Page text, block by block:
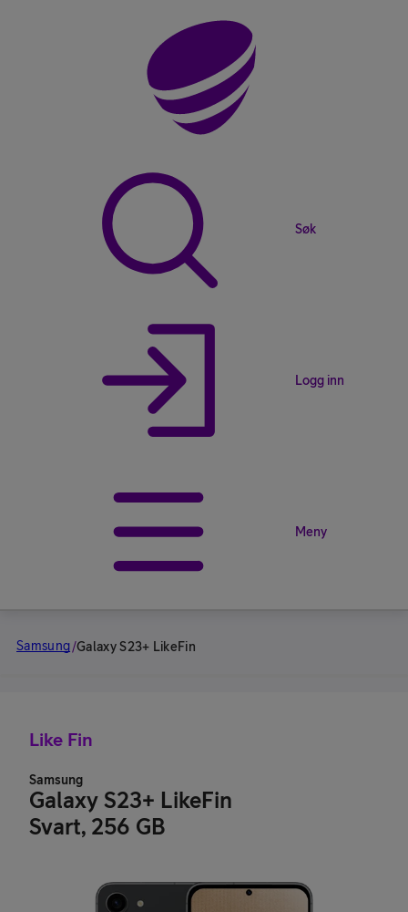
Søk
Logg inn
Meny
Samsung/Galaxy S23+ LikeFin
Like Fin
Samsung
Galaxy S23+ LikeFin
Svart, 256 GB